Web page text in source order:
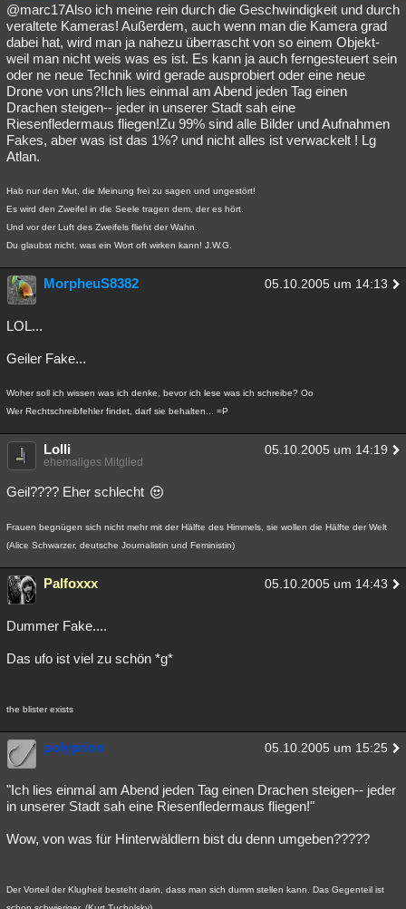
@marc17Also ich meine rein durch die Geschwindigkeit und durch
veraltete Kameras! Außerdem, auch wenn man die Kamera grad
dabei hat, wird man ja nahezu überrascht von so einem Objekt-
weil man nicht weis was es ist. Es kann ja auch ferngesteuert sein
oder ne neue Technik wird gerade ausprobiert oder eine neue
Drone von uns?!Ich lies einmal am Abend jeden Tag einen
Drachen steigen-- jeder in unserer Stadt sah eine
Riesenfledermaus fliegen!Zu 99% sind alle Bilder und Aufnahmen
Fakes, aber was ist das 1%? und nicht alles ist verwackelt ! Lg
Atlan.
Hab nur den Mut, die Meinung frei zu sagen und ungestört!
Es wird den Zweifel in die Seele tragen dem, der es hört.
Und vor der Luft des Zweifels flieht der Wahn.
Du glaubst nicht, was ein Wort oft wirken kann! J.W.G.
MorpheuS8382 05.10.2005 um 14:13
LOL...
Geiler Fake...
Woher soll ich wissen was ich denke, bevor ich lese was ich schreibe? Oo
Wer Rechtschreibfehler findet, darf sie behalten... =P
Lolli 05.10.2005 um 14:19
ehemaliges Mitglied
Geil???? Eher schlecht
Frauen begnügen sich nicht mehr mit der Hälfte des Himmels, sie wollen die Hälfte der Welt
(Alice Schwarzer, deutsche Journalistin und Feministin)
Palfoxxx 05.10.2005 um 14:43
Dummer Fake....
Das ufo ist viel zu schön *g*
the blister exists
polyprion 05.10.2005 um 15:25
"Ich lies einmal am Abend jeden Tag einen Drachen steigen-- jeder
in unserer Stadt sah eine Riesenfledermaus fliegen!"
Wow, von was für Hinterwäldlern bist du denn umgeben?????
Der Vorteil der Klugheit besteht darin, dass man sich dumm stellen kann. Das Gegenteil ist